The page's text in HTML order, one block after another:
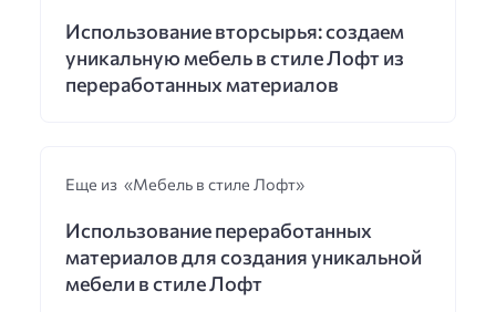
Использование вторсырья: создаем
уникальную мебель в стиле Лофт из
переработанных материалов
Еще из «Мебель в стиле Лофт»
Использование переработанных
материалов для создания уникальной
мебели в стиле Лофт